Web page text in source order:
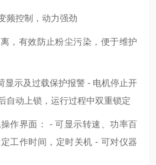
频控制，动力强劲
，有效防止粉尘污染，便于维护
显示及过载保护报警 - 电机停止开
自动上锁，运行过程中双重锁定
作界面： - 可显示转速、功率百
工作时间，定时关机 - 可对仪器